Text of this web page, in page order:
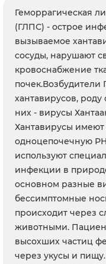
Геморрагическая
(ГЛПС) - острое
вызываемое
сосуды, нарушают
кровоснабжение
почек.Возбудители
хантавирусов,
них - вирусы
Хантавирусы
одноцепочечную
используют
инфекции в
основном разные
бессимптомные
происходит через
животными.
высохших частиц
через укусы и